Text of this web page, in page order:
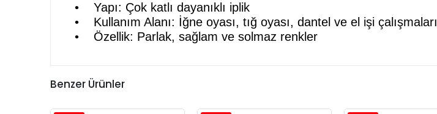
• Yapı: Çok katlı dayanıklı iplik
• Kullanım Alanı: İğne oyası, tığ oyası, dantel ve el işi çalışmaları
• Özellik: Parlak, sağlam ve solmaz renkler
Benzer Ürünler